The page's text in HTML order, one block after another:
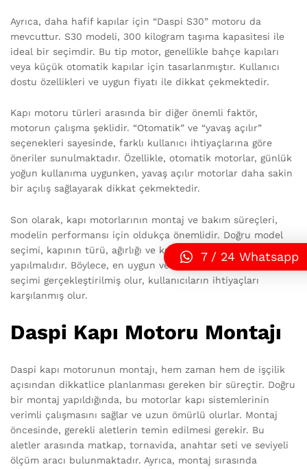
Ayrıca, daha hafif kapılar için “Daspi S30” motoru da
mevcuttur. S30 modeli, 300 kilogram taşıma kapasitesi ile
ideal bir seçimdir. Bu tip motor, genellikle bahçe kapıları
veya küçük otomatik kapılar için tasarlanmıştır. Kullanıcı
dostu özellikleri ve uygun fiyatı ile dikkat çekmektedir.
Kapı motoru türleri arasında bir diğer önemli faktör,
motorun çalışma şeklidir. “Otomatik” ve “yavaş açılır”
seçenekleri sayesinde, farklı kullanıcı ihtiyaçlarına göre
öneriler sunulmaktadır. Özellikle, otomatik motorlar, günlük
yoğun kullanıma uygunken, yavaş açılır motorlar daha sakin
bir açılış sağlayarak dikkat çekmektedir.
Son olarak, kapı motorlarının montaj ve bakım süreçleri,
modelin performansı için oldukça önemlidir. Doğru model
seçimi, kapının türü, ağırlığı ve kullanım amacına göre
yapılmalıdır. Böylece, en uygun ve verimli bir kapı motoru
seçimi gerçekleştirilmiş olur, kullanıcıların ihtiyaçları
karşılanmış olur.
Daspi Kapı Motoru Montajı
Daspi kapı motorunun montajı, hem zaman hem de işçilik
açısından dikkatlice planlanması gereken bir süreçtir. Doğru
bir montaj yapıldığında, bu motorlar kapı sistemlerinin
verimli çalışmasını sağlar ve uzun ömürlü olurlar. Montaj
öncesinde, gerekli aletlerin temin edilmesi gerekir. Bu
aletler arasında matkap, tornavida, anahtar seti ve seviyeli
ölçüm aracı bulunmaktadır. Ayrıca, montaj sırasında
7 / 24 Whatsapp